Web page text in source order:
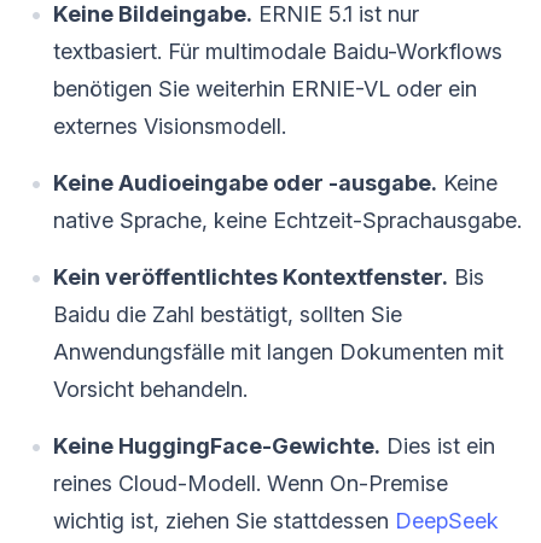
Keine Bildeingabe. ERNIE 5.1 ist nur
textbasiert. Für multimodale Baidu-Workflows
benötigen Sie weiterhin ERNIE-VL oder ein
externes Visionsmodell.
Keine Audioeingabe oder -ausgabe. Keine
native Sprache, keine Echtzeit-Sprachausgabe.
Kein veröffentlichtes Kontextfenster. Bis
Baidu die Zahl bestätigt, sollten Sie
Anwendungsfälle mit langen Dokumenten mit
Vorsicht behandeln.
Keine HuggingFace-Gewichte. Dies ist ein
reines Cloud-Modell. Wenn On-Premise
wichtig ist, ziehen Sie stattdessen DeepSeek